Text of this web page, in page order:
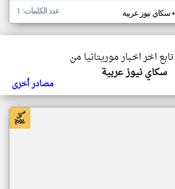
سكاي نيوز عربية• عدد الكلمات: ١
تابع اخر اخبار موريتانيا من
سكاي نيوز عربية
مصادر أخرى